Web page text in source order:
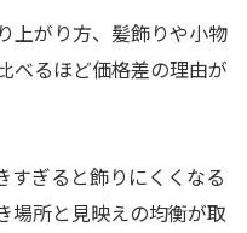
上がり方、髪飾りや小物
べるほど価格差の理由が
すぎると飾りにくくなる
場所と見映えの均衡が取